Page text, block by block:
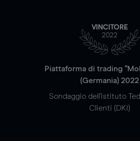
VINCITORE
2022
Piattaforma di trading
(Germania) 2022
Sondaggio dell'Istituto
Clienti (DKI)